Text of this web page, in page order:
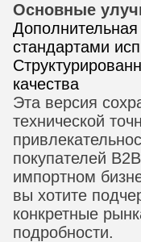
Основные
Дополнительная
стандартами
качества
Эта версия
технической
покупателей
импортном
вы хотите
конкретные
подробности.